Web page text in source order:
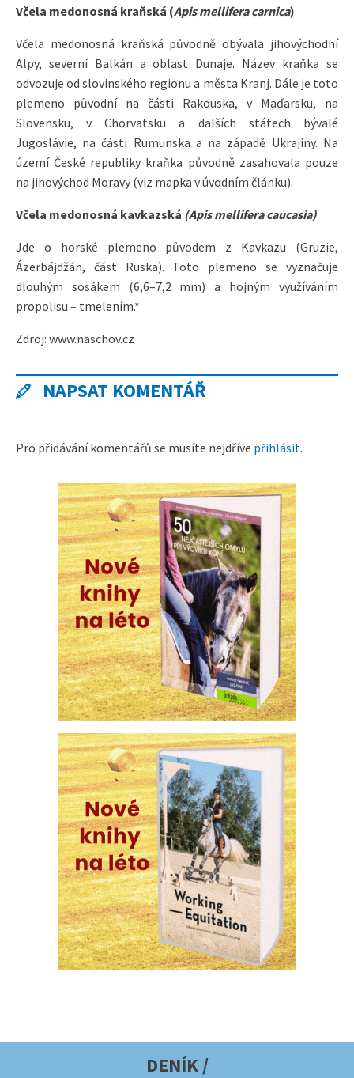
Včela medonosná kraňská (Apis mellifera carnica)
Včela medonosná kraňská původně obývala jihovýchodní
Alpy, severní Balkán a oblast Dunaje. Název kraňka se
odvozuje od slovinského regionu a města Kranj. Dále je toto
plemeno původní na části Rakouska, v Maďarsku, na
Slovensku, v Chorvatsku a dalších státech bývalé
Jugoslávie, na části Rumunska a na západě Ukrajiny. Na
území České republiky kraňka původně zasahovala pouze
na jihovýchod Moravy (viz mapka v úvodním článku).
Včela medonosná kavkazská (Apis mellifera caucasia)
Jde o horské plemeno původem z Kavkazu (Gruzie,
Ázerbájdžán, část Ruska). Toto plemeno se vyznačuje
dlouhým sosákem (6,6–7,2 mm) a hojným využíváním
propolisu – tmelením.*
Zdroj: www.naschov.cz
NAPSAT KOMENTÁŘ
Pro přidávání komentářů se musíte nejdříve přihlásit.
DENÍK /